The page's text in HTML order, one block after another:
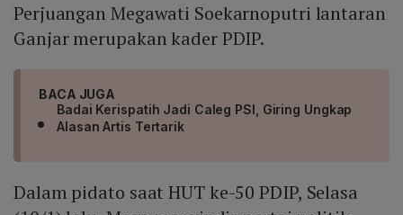
Perjuangan Megawati Soekarnoputri lantaran
Ganjar merupakan kader PDIP.
BACA JUGA
Badai Kerispatih Jadi Caleg PSI, Giring Ungkap
Alasan Artis Tertarik
Dalam pidato saat HUT ke-50 PDIP, Selasa